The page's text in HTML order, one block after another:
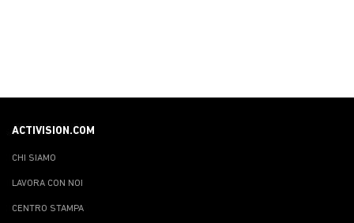
ACTIVISION.COM
CHI SIAMO
LAVORA CON NOI
CENTRO STAMPA